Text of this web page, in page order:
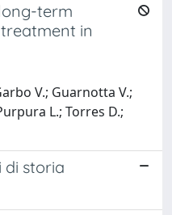
term
in
V.; Guarnotta V.;
L.; Torres D.;
di storia